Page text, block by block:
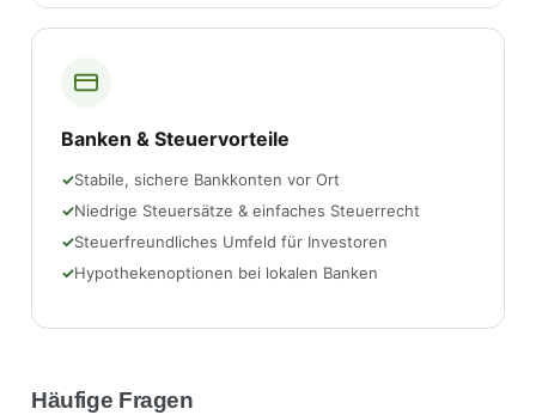
Banken & Steuervorteile
Stabile, sichere Bankkonten vor Ort
Niedrige Steuersätze & einfaches Steuerrecht
Steuerfreundliches Umfeld für Investoren
Hypothekenoptionen bei lokalen Banken
Häufige Fragen